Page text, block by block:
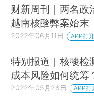
财新周刊｜两名政
越南核酸弊案始末
2022年06月11日 APP打开
特别报道｜核酸检
成本风险如何统筹
2022年05月28日 APP打